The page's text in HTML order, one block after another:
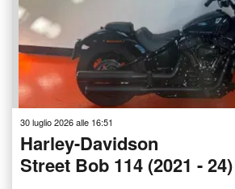
30 luglio 2026 alle 16:51
Harley-Davidson
Street Bob 114 (2021 - 24)